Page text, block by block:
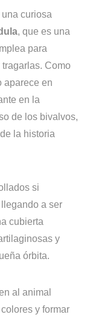
curiosa
, que es una
para
Como
aparece en
en la
de los bivalvos,
la historia
si
a ser
cubierta
y
órbita.
al animal
y formar